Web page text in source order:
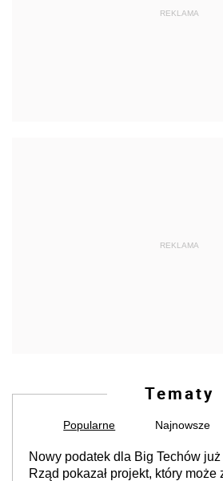
REKLAMA
REKLAMA
Tematy
Popularne Najnowsze
Nowy podatek dla Big Techów
Rząd pokazał projekt, który może